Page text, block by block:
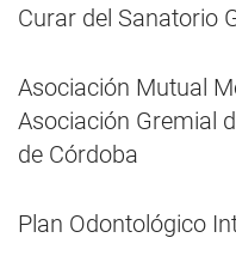
Curar del Sanatorio
Asociación Mutual
Asociación Gremial
de Córdoba
Plan Odontológico